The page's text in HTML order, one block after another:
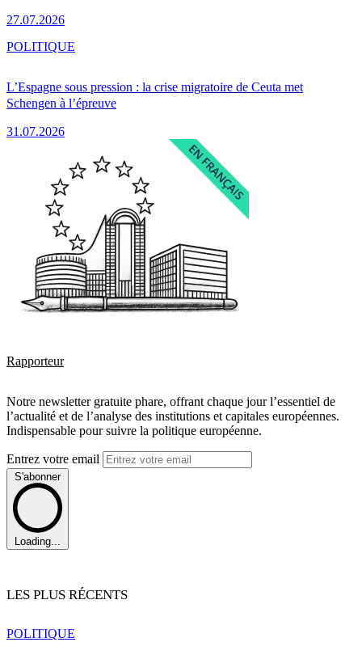
27.07.2026
L’Espagne sous pression : la crise migratoire de Ceuta met
Schengen à l’épreuve
31.07.2026
POLITIQUE
Rapporteur
Notre newsletter gratuite phare, offrant chaque jour l’essentiel de
l’actualité et de l’analyse des institutions et capitales européennes.
Indispensable pour suivre la politique européenne.
Entrez votre email
S'abonner
Loading...
LES PLUS RÉCENTS
POLITIQUE